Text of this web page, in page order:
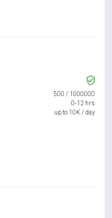
500 / 1000000
0-12 hrs
up to 10K / day